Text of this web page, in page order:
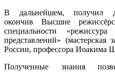
В дальнейшем, получил
окончив Высшие
специальности «режиссура
представлений» (мастерская
России, профессора Иоакима
Полученные знания